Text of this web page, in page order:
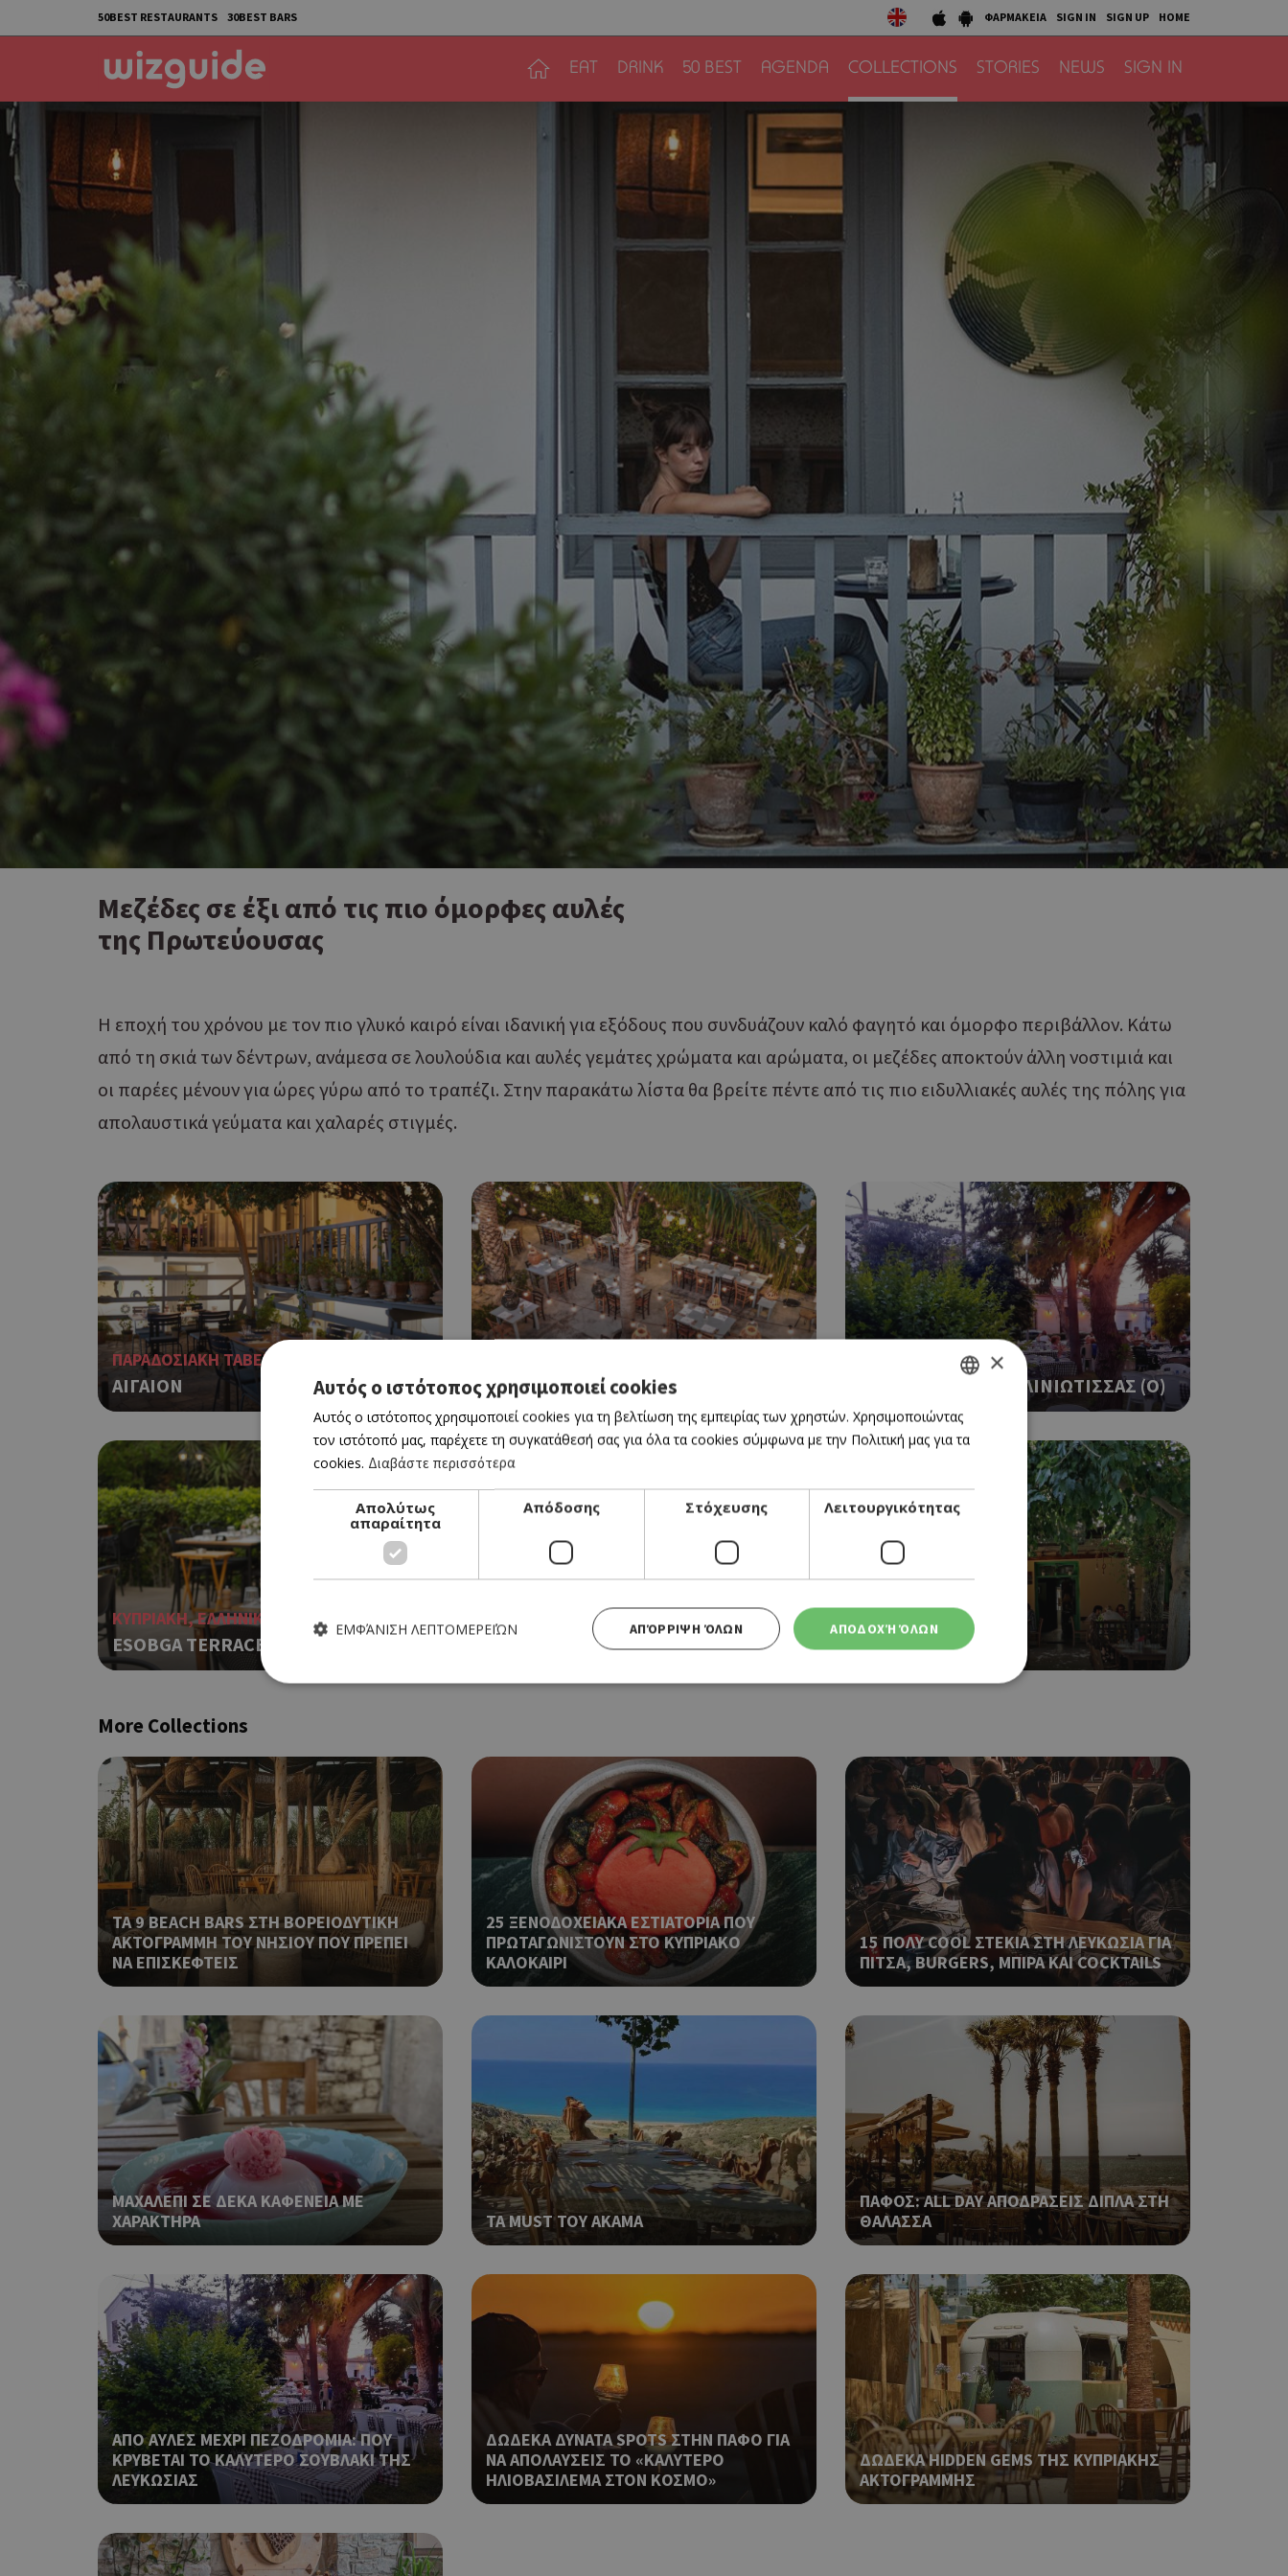
50BEST RESTAURANTS 30BEST BARS ΦΑΡΜΑΚΕΙΑ SIGN IN SIGN UP HOME
EAT DRINK 50 BEST AGENDA COLLECTIONS STORIES NEWS SIGN IN
Μεζέδες σε έξι από τις πιο όμορφες αυλές
της Πρωτεύουσας
Η εποχή του χρόνου με τον πιο γλυκό καιρό είναι ιδανική για εξόδους που συνδυάζουν καλό φαγητό και όμορφο περιβάλλον. Κάτω
από τη σκιά των δέντρων, ανάμεσα σε λουλούδια και αυλές γεμάτες χρώματα και αρώματα, οι μεζέδες αποκτούν άλλη νοστιμιά και
οι παρέες μένουν για ώρες γύρω από το τραπέζι. Στην παρακάτω λίστα θα βρείτε πέντε από τις πιο ειδυλλιακές αυλές της πόλης για
απολαυστικά γεύματα και χαλαρές στιγμές.
ΠΑΡΑΔΟΣΙΑΚΗ ΤΑΒΕΡΝΑ
ΑΙΓΑΙΟΝ Τ' ΑΝΕΙΠΩΤΑ ΚΗΠΟΣ ΤΗΣ ΧΡΥΣΑΛΙΝΙΩΤΙΣΣΑΣ (O)
ΚΥΠΡΙΑΚΗ, ΕΛΛΗΝΙΚΗ
ESOBGA TERRACE
BookOnline
ΚΥΠΡΙΑΚΗ ΤΑΒΕΡΝΑ
ΟΔΟΦΡΑΓΜΑ ΑΓΙΟΣ ΓΕΩΡΓΙΟΣ
More Collections
ΤΑ 9 BEACH BARS ΣΤΗ ΒΟΡΕΙΟΔΥΤΙΚΗ
ΑΚΤΟΓΡΑΜΜΗ ΤΟΥ ΝΗΣΙΟΥ ΠΟΥ ΠΡΕΠΕΙ
ΝΑ ΕΠΙΣΚΕΦΤΕΙΣ
25 ΞΕΝΟΔΟΧΕΙΑΚΑ ΕΣΤΙΑΤΟΡΙΑ ΠΟΥ
ΠΡΩΤΑΓΩΝΙΣΤΟΥΝ ΣΤΟ ΚΥΠΡΙΑΚΟ
ΚΑΛΟΚΑΙΡΙ
15 ΠΟΛΥ COOL ΣΤΕΚΙΑ ΣΤΗ ΛΕΥΚΩΣΙΑ ΓΙΑ
ΠΙΤΣΑ, BURGERS, ΜΠΙΡΑ ΚΑΙ COCKTAILS
ΜΑΧΑΛΕΠΙ ΣΕ ΔΕΚΑ ΚΑΦΕΝΕΙΑ ΜΕ
ΧΑΡΑΚΤΗΡΑ
ΤΑ MUST ΤΟΥ ΑΚΑΜΑ
ΠΑΦΟΣ: ALL DAY ΑΠΟΔΡΑΣΕΙΣ ΔΙΠΛΑ ΣΤΗ
ΘΑΛΑΣΣΑ
ΑΠΟ ΑΥΛΕΣ ΜΕΧΡΙ ΠΕΖΟΔΡΟΜΙΑ: ΠΟΥ
ΚΡΥΒΕΤΑΙ ΤΟ ΚΑΛΥΤΕΡΟ ΣΟΥΒΛΑΚΙ ΤΗΣ
ΛΕΥΚΩΣΙΑΣ
ΔΩΔΕΚΑ ΔΥΝΑΤΑ SPOTS ΣΤΗΝ ΠΑΦΟ ΓΙΑ
ΝΑ ΑΠΟΛΑΥΣΕΙΣ ΤΟ «ΚΑΛΥΤΕΡΟ
ΗΛΙΟΒΑΣΙΛΕΜΑ ΣΤΟΝ ΚΟΣΜΟ»
ΔΩΔΕΚΑ HIDDEN GEMS ΤΗΣ ΚΥΠΡΙΑΚΗΣ
ΑΚΤΟΓΡΑΜΜΗΣ
GREEK
ENGLISH
×
Αυτός ο ιστότοπος χρησιμοποιεί cookies
Αυτός ο ιστότοπος χρησιμοποιεί cookies για τη βελτίωση της εμπειρίας των χρηστών. Χρησιμοποιώντας
τον ιστότοπό μας, παρέχετε τη συγκατάθεσή σας για όλα τα cookies σύμφωνα με την Πολιτική μας για τα
cookies. Διαβάστε περισσότερα
Απολύτως
απαραίτητα
Απόδοσης Στόχευσης Λειτουργικότητας
ΑΠΟΔΟΧΉ ΌΛΩΝ
ΑΠΌΡΡΙΨΗ ΌΛΩΝ
ΕΜΦΆΝΙΣΗ ΛΕΠΤΟΜΕΡΕΙΏΝ
Τα απολύτως απαραίτητα cookies επιτρέπουν βασικές λειτουργίες του ιστότοπου, όπως τη σύνδεση χρήστη και τη διαχείριση λογαριασμού. Ο
ιστότοπος δεν μπορεί να χρησιμοποιηθεί σωστά χωρίς τα απολύτως απαραίτητα cookies.
Ονοματεπώνυμο Λήξη Περιγραφή
G_ENABLED_IDPS
.cyprusen.wiz-
guide.com
συνεδρία Χρησιμοποιήθηκε για σύνδεση στο Google
PHPSESSID
PHP.net
cyprus.wiz-
guide.com
συνεδρία
Cookie που δημιουργείται από εφαρμογές που
βασίζονται στη γλώσσα PHP. Πρόκειται για ένα
αναγνωριστικό γενικού σκοπού που
χρησιμοποιείται για τη διατήρηση μεταβλητών
περιόδου λειτουργίας χρήστη. Συνήθως είναι
τρόπος με τον οποίο μπορεί να είναι
συγκεκριμένος για τον ιστότοπο, αλλά ένα καλό
παράδειγμα είναι η διατήρηση της κατάστασης
σύνδεσης για έναν χρήστη μεταξύ σελίδων.
G_ENABLED_IDPS
Google LLC
.cyprus.wiz-
guide.com
Χρησιμοποιήθηκε για σύνδεση στο Google
takeOverCookie
cyprus.wiz-
guide.com
1 μέρα
Χρησιμοποιείται για σκοπούς Capping δηλαδή να
εμφανίζει μόνο μια φορά την ημέρα στον χρήστη
διάφορες διαφημιστικές ενέργειες όπως είναι το
take over banner και τα push up και push down
εμφανίζει μόνο μια φορά την ημέρα στον χρήστη
διάφορες διαφημιστικές ενέργειες όπως είναι το
take over banner και τα push up και push down
banners.
LangCookie
μέρες
Χρησιμοποιείται για να προσδιορίσει την
επιλεγμένη γλώσσα του επισκέπτη.
PHPSESSID
guide.com
συνεδρία
Cookie που δημιουργείται από εφαρμογές που
βασίζονται στη γλώσσα PHP. Πρόκειται για ένα
αναγνωριστικό γενικού σκοπού που
χρησιμοποιείται για τη διατήρηση μεταβλητών
περιόδου λειτουργίας χρήστη. Συνήθως είναι
ένας τυχαίος αριθμός που δημιουργείται, ο
Google Privacy Policy